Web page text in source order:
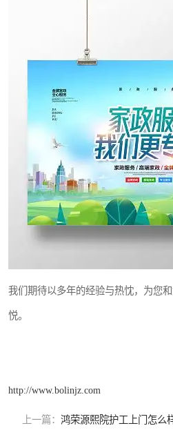
我们期待以多年的经验与热忱，为您
悦。
http://www.bolinjz.com
上一篇： 鸿荣源熙院护工上门怎么